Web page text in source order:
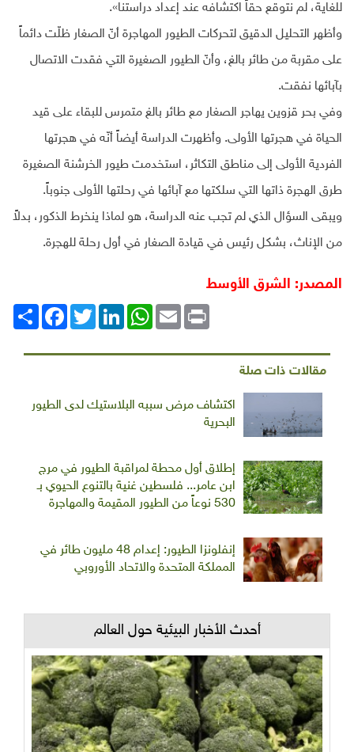
للغاية، لم نتوقع حقاً اكتشافه عند إعداد دراستنا».
وأظهر التحليل الدقيق لتحركات الطيور المهاجرة أنّ الصغار ظلّت دائماً
على مقربة من طائر بالغ، وأنّ الطيور الصغيرة التي فقدت الاتصال
بآبائها نفقت.
وفي بحر قزوين يهاجر الصغار مع طائر بالغ متمرس للبقاء على قيد
الحياة في هجرتها الأولى. وأظهرت الدراسة أيضاً أنّه في هجرتها
الفردية الأولى إلى مناطق التكاثر، استخدمت طيور الخرشنة الصغيرة
طرق الهجرة ذاتها التي سلكتها مع آبائها في رحلتها الأولى جنوباً.
ويبقى السؤال الذي لم تجب عنه الدراسة، هو لماذا ينخرط الذكور، بدلاً
من الإناث، بشكل رئيس في قيادة الصغار في أول رحلة للهجرة.
المصدر: الشرق الأوسط
انشر
FacebookTwitterLinkedIn
WhatsAppEmail Print
مقالات ذات صلة
اكتشاف مرض سببه البلاستيك لدى الطيور
البحرية
إطلاق أول محطة لمراقبة الطيور في مرج
ابن عامر... فلسطين غنية بالتنوع الحيوي بـ
530 نوعاً من الطيور المقيمة والمهاجرة
إنفلونزا الطيور: إعدام 48 مليون طائر في
المملكة المتحدة والاتحاد الأوروبي
أحدث الأخبار البيئية حول العالم